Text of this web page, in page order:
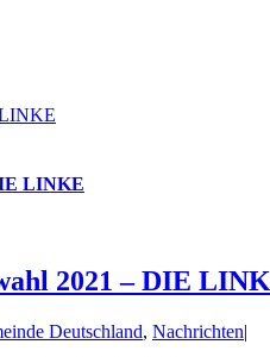
LINKE
2021 – DIE
Deutschland, Nachrichten|